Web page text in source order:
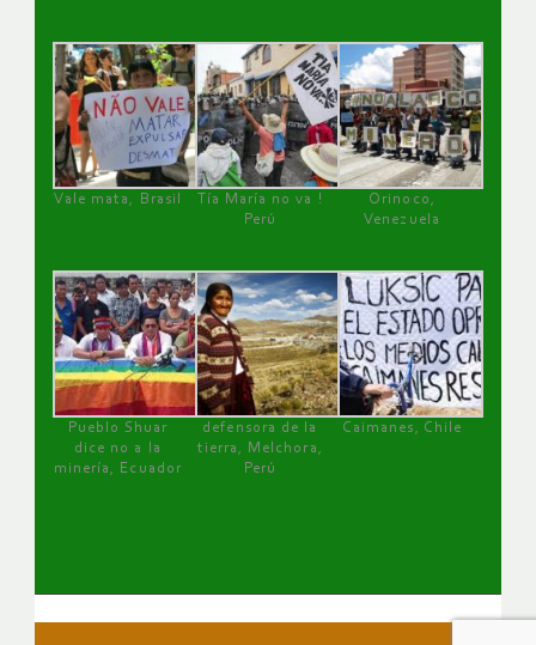
Vale mata, Brasil
Tía María no va !
Perú
Orinoco,
Venezuela
Pueblo Shuar
dice no a la
minería, Ecuador
defensora de la
tierra, Melchora,
Perú
Caimanes, Chile